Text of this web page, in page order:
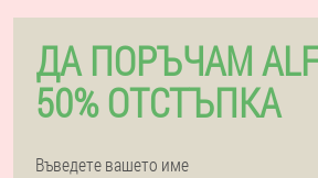
ДА ПОРЪЧАМ
50% ОТСТЪПКА
Въведете вашето име